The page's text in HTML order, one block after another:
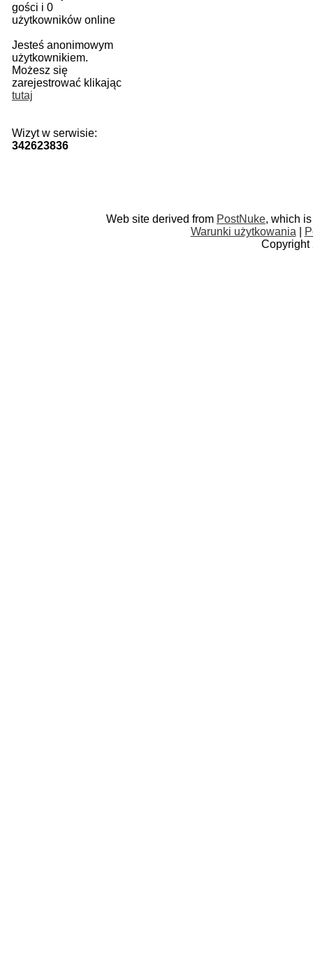
gości i 0
użytkowników online
Jesteś anonimowym
użytkownikiem.
Możesz się
zarejestrować klikając
tutaj
Wizyt w serwisie:
342623836
Web site derived from PostNuke, which
Warunki użytkowania
Copyright